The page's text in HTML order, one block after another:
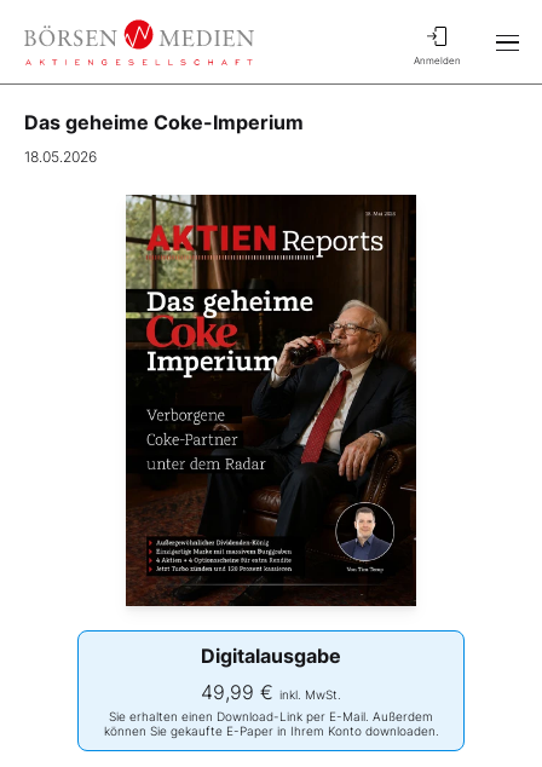
Anmelden
Das geheime Coke-Imperium
18.05.2026
Digitalausgabe
49,99 € inkl. MwSt.
Sie erhalten einen Download-Link per E-Mail. Außerdem
können Sie gekaufte E-Paper in Ihrem Konto downloaden.